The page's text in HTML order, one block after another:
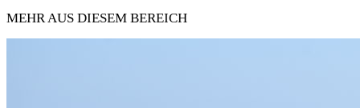
MEHR AUS DIESEM BEREICH